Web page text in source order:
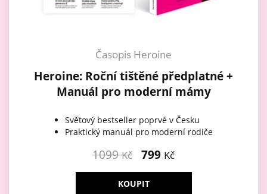
Časopis Heroine
Heroine: Roční tištěné předplatné +
Manuál pro moderní mámy
Světový bestseller poprvé v Česku
Praktický manuál pro moderní rodiče
1099Kč 799 Kč
KOUPIT